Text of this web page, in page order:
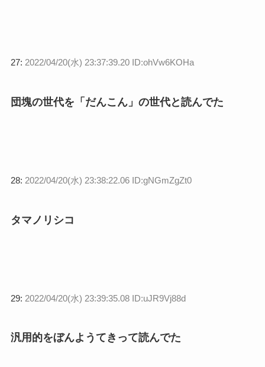
27: 2022/04/20(水) 23:37:39.20 ID:ohVw6KOHa
団塊の世代を「だんこん」の世代と読んでた
28: 2022/04/20(水) 23:38:22.06 ID:gNGmZgZt0
タマノリシコ
29: 2022/04/20(水) 23:39:35.08 ID:uJR9Vj88d
汎用的をぼんようてきって読んでた